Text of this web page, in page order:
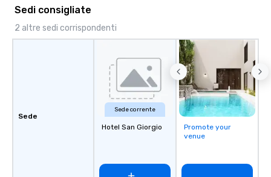
Sedi consigliate
2 altre sedi corrispondenti
Sede
Sede corrente
Hotel San Giorgio
Promote your
venue